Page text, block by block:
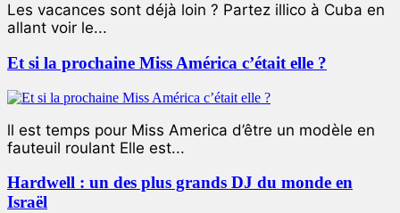
Les vacances sont déjà loin ? Partez illico à Cuba en
allant voir le...
Et si la prochaine Miss América c’était elle ?
ll est temps pour Miss America d’être un modèle en
fauteuil roulant Elle est...
Hardwell : un des plus grands DJ du monde en
Israël